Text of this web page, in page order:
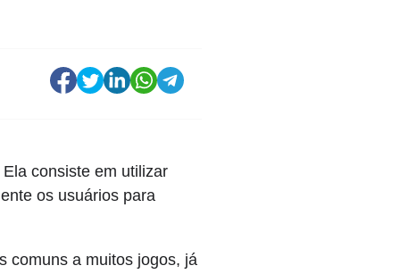
consiste em utilizar
os usuários para
comuns a muitos jogos, já